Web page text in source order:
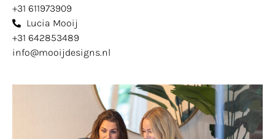
+31 611973909
Lucia Mooij
+31 642853489
info@mooijdesigns.nl